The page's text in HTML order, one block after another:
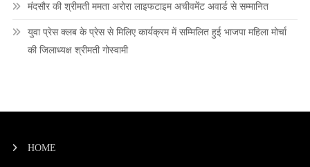
मंदसौर की श्रीमती ममता अरोरा लाइफटाइम अचीवमेंट अवार्ड से सम्मानित
युवा प्रेस क्लब के प्रेस से मिलिए कार्यक्रम में सम्मिलित हुई भाजपा महिला मोर्चा
की जिलाध्यक्ष श्रीमती गोस्वामी
HOME